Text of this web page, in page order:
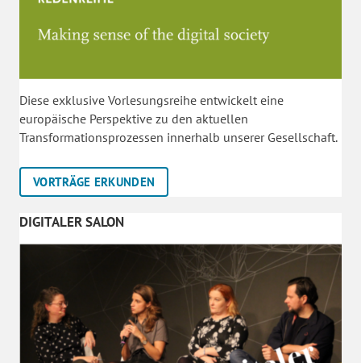
Diese exklusive Vorlesungsreihe entwickelt eine
europäische Perspektive zu den aktuellen
Transformationsprozessen innerhalb unserer Gesellschaft.
VORTRÄGE ERKUNDEN
DIGITALER SALON